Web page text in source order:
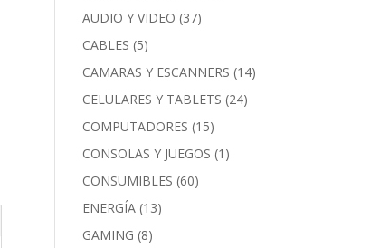
AUDIO Y VIDEO (37)
CABLES (5)
CAMARAS Y ESCANNERS (14)
CELULARES Y TABLETS (24)
COMPUTADORES (15)
CONSOLAS Y JUEGOS (1)
CONSUMIBLES (60)
ENERGÍA (13)
GAMING (8)